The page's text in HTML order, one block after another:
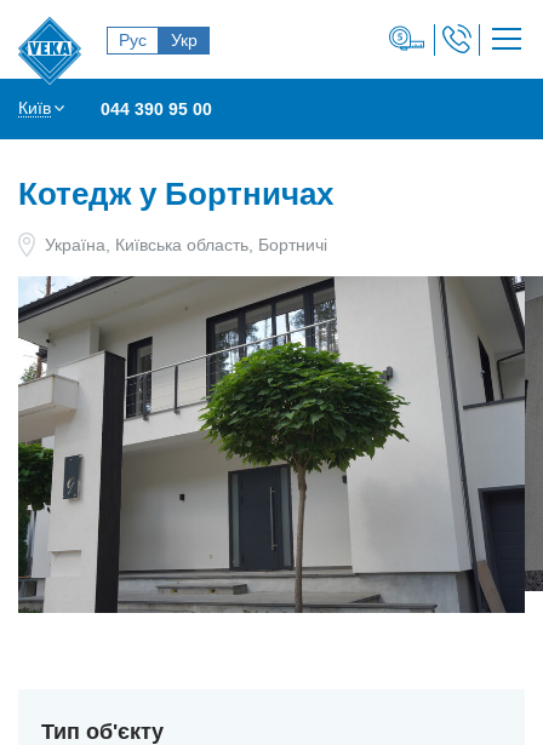
Рус Укр
Київ 044 390 95 00
Котедж у Бортничах
Україна, Київська область, Бортничі
Тип об'єкту